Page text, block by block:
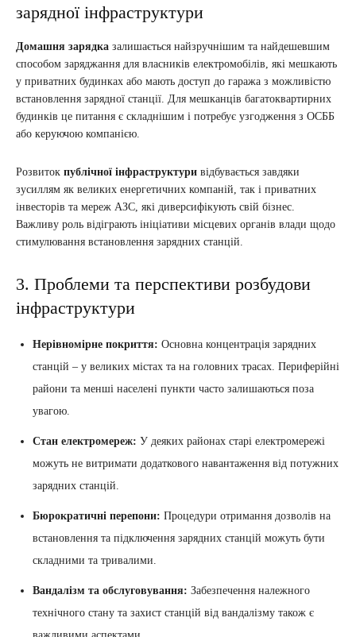
зарядної інфраструктури
Домашня зарядка залишається найзручнішим та найдешевшим
способом заряджання для власників електромобілів, які мешкають
у приватних будинках або мають доступ до гаража з можливістю
встановлення зарядної станції. Для мешканців багатоквартирних
будинків це питання є складнішим і потребує узгодження з ОСББ
або керуючою компанією.
Розвиток публічної інфраструктури відбувається завдяки
зусиллям як великих енергетичних компаній, так і приватних
інвесторів та мереж АЗС, які диверсифікують свій бізнес.
Важливу роль відіграють ініціативи місцевих органів влади щодо
стимулювання встановлення зарядних станцій.
3. Проблеми та перспективи розбудови
інфраструктури
Нерівномірне покриття: Основна концентрація зарядних
станцій – у великих містах та на головних трасах. Периферійні
райони та менші населені пункти часто залишаються поза
увагою.
Стан електромереж: У деяких районах старі електромережі
можуть не витримати додаткового навантаження від потужних
зарядних станцій.
Бюрократичні перепони: Процедури отримання дозволів на
встановлення та підключення зарядних станцій можуть бути
складними та тривалими.
Вандалізм та обслуговування: Забезпечення належного
технічного стану та захист станцій від вандалізму також є